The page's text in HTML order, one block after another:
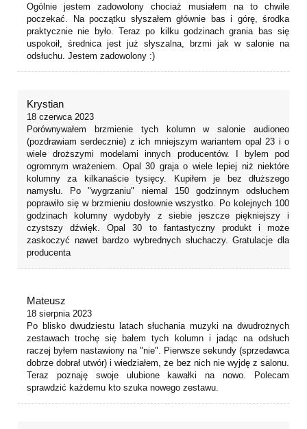
Ogólnie jestem zadowolony chociaż musiałem na to chwile
poczekać. Na początku słyszałem głównie bas i górę, środka
praktycznie nie było. Teraz po kilku godzinach grania bas się
uspokoił, średnica jest już słyszalna, brzmi jak w salonie na
odsłuchu. Jestem zadowolony :)
Krystian
18 czerwca 2023
Porównywałem brzmienie tych kolumn w salonie audioneo
(pozdrawiam serdecznie) z ich mniejszym wariantem opal 23 i o
wiele droższymi modelami innych producentów. I bylem pod
ogromnym wrażeniem. Opal 30 graja o wiele lepiej niż niektóre
kolumny za kilkanaście tysięcy. Kupiłem je bez dłuższego
namysłu. Po "wygrzaniu" niemal 150 godzinnym odsłuchem
poprawiło się w brzmieniu dosłownie wszystko. Po kolejnych 100
godzinach kolumny wydobyły z siebie jeszcze piękniejszy i
czystszy dźwięk. Opal 30 to fantastyczny produkt i może
zaskoczyć nawet bardzo wybrednych słuchaczy. Gratulacje dla
producenta
Mateusz
18 sierpnia 2023
Po blisko dwudziestu latach słuchania muzyki na dwudrożnych
zestawach trochę się bałem tych kolumn i jadąc na odsłuch
raczej byłem nastawiony na "nie". Pierwsze sekundy (sprzedawca
dobrze dobrał utwór) i wiedziałem, że bez nich nie wyjdę z salonu.
Teraz poznaję swoje ulubione kawałki na nowo. Polecam
sprawdzić każdemu kto szuka nowego zestawu.